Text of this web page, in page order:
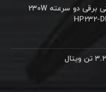
دریل پیچ گوشتی برقی دو سرعته ۲۳۰W